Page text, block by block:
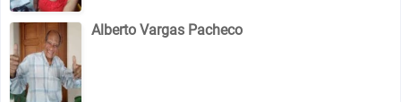
Alberto Vargas Pacheco